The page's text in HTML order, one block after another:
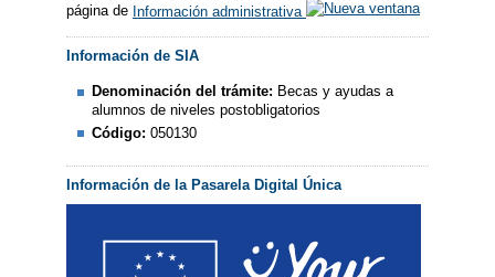
página de Información administrativa
Información de SIA
Denominación del trámite: Becas y ayudas a
alumnos de niveles postobligatorios
Código:050130
Información de la Pasarela Digital Única